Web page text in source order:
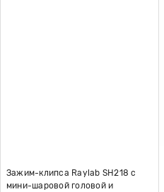
Зажим-клипса Raylab SH218 с
мини-шаровой головой и